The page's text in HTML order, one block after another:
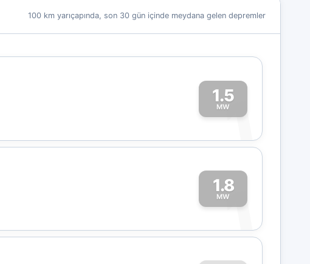
100 km yarıçapında, son 30 gün içinde meydana gelen depremler
1.5
MW
1
1.8
MW
1